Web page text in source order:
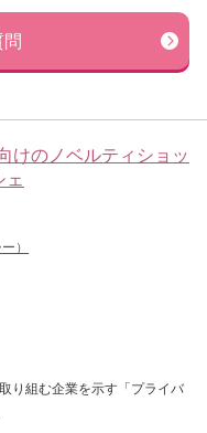
）
り組む企業を示す「プライバ